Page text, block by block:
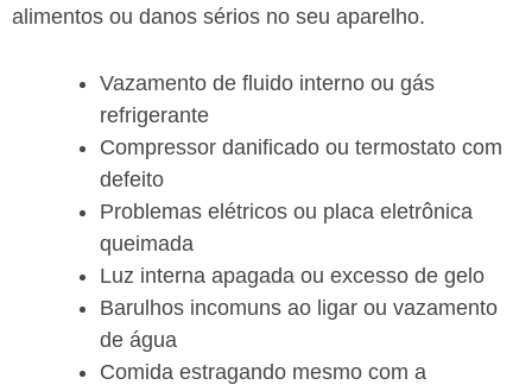
alimentos ou danos sérios no seu aparelho.
Vazamento de fluido interno ou gás
refrigerante
Compressor danificado ou termostato com
defeito
Problemas elétricos ou placa eletrônica
queimada
Luz interna apagada ou excesso de gelo
Barulhos incomuns ao ligar ou vazamento
de água
Comida estragando mesmo com a